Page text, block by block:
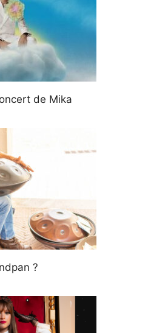
de Mika
?